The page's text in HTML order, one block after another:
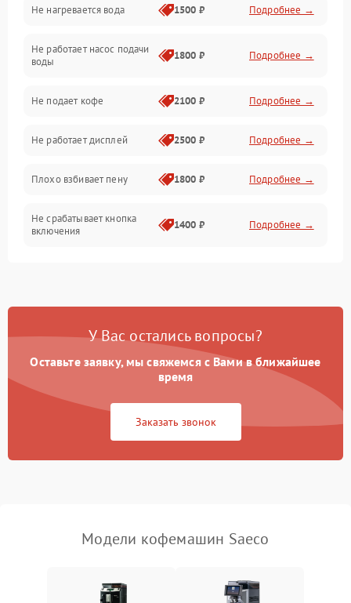
Включение и работа
Проблемы с водой
Не нагревается вода 1500 ₽ Подробнее →
Не работает насос подачи
воды
1800 ₽ Подробнее →
Не подает кофе 2100 ₽ Подробнее →
Не работает дисплей 2500 ₽ Подробнее →
Плохо взбивает пену 1800 ₽ Подробнее →
Не срабатывает кнопка
включения
1400 ₽ Подробнее →
Постоянные сбои в работе 1500 ₽ Подробнее →
У Вас остались вопросы?
Оставьте заявку, мы свяжемся с Вами в ближайшее
время
Заказать звонок
Модели кофемашин Saeco